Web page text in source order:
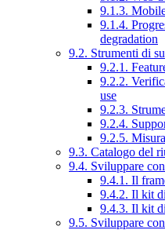
9.1.3.
9.1.4.
degradation
9.2. Strumenti di
9.2.1.
9.2.2.
use
9.2.3.
9.2.4.
9.2.5.
9.3. Catalogo del
9.4. Sviluppare
9.4.1. Il
9.4.2. Il kit
9.4.3. Il kit
9.5. Sviluppare